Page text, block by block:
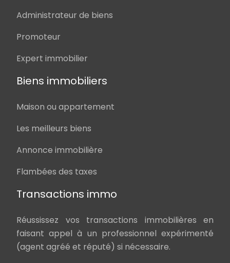
Administrateur de biens
Promoteur
Expert immobilier
Biens immobiliers
Maison ou appartement
Les meilleurs biens
Annonce immobilière
Flambées des taxes
Transactions immo
Réussissez vos transactions immobilières en
faisant appel à un professionnel expérimenté
(agent agréé et réputé) si nécessaire.